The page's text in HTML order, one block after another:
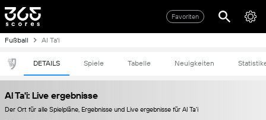
Favoriten
Fußball Al Ta'i
DETAILS Spiele Tabelle Neuigkeiten
Al Ta'i: Live ergebnisse
Der Ort für alle Spielpläne, Ergebnisse und Live ergebnisse für Al Ta'i